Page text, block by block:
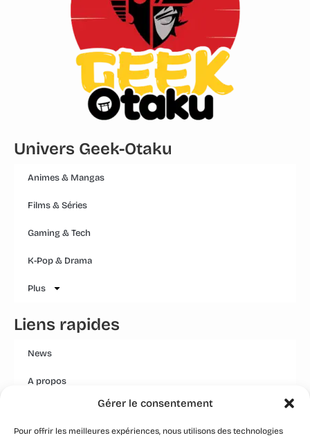
Gérer le consentement
Pour offrir les meilleures expériences, nous utilisons des technologies
Univers Geek-Otaku
Animes & Mangas
Films & Séries
Gaming & Tech
K-Pop & Drama
Plus
Liens rapides
News
A propos
Mentions légales
Conditions générales